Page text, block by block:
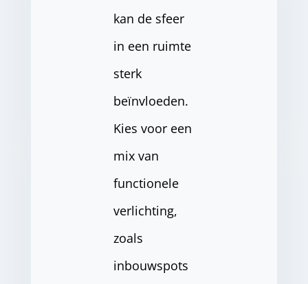
kan de sfeer
in een ruimte
sterk
beïnvloeden.
Kies voor een
mix van
functionele
verlichting,
zoals
inbouwspots